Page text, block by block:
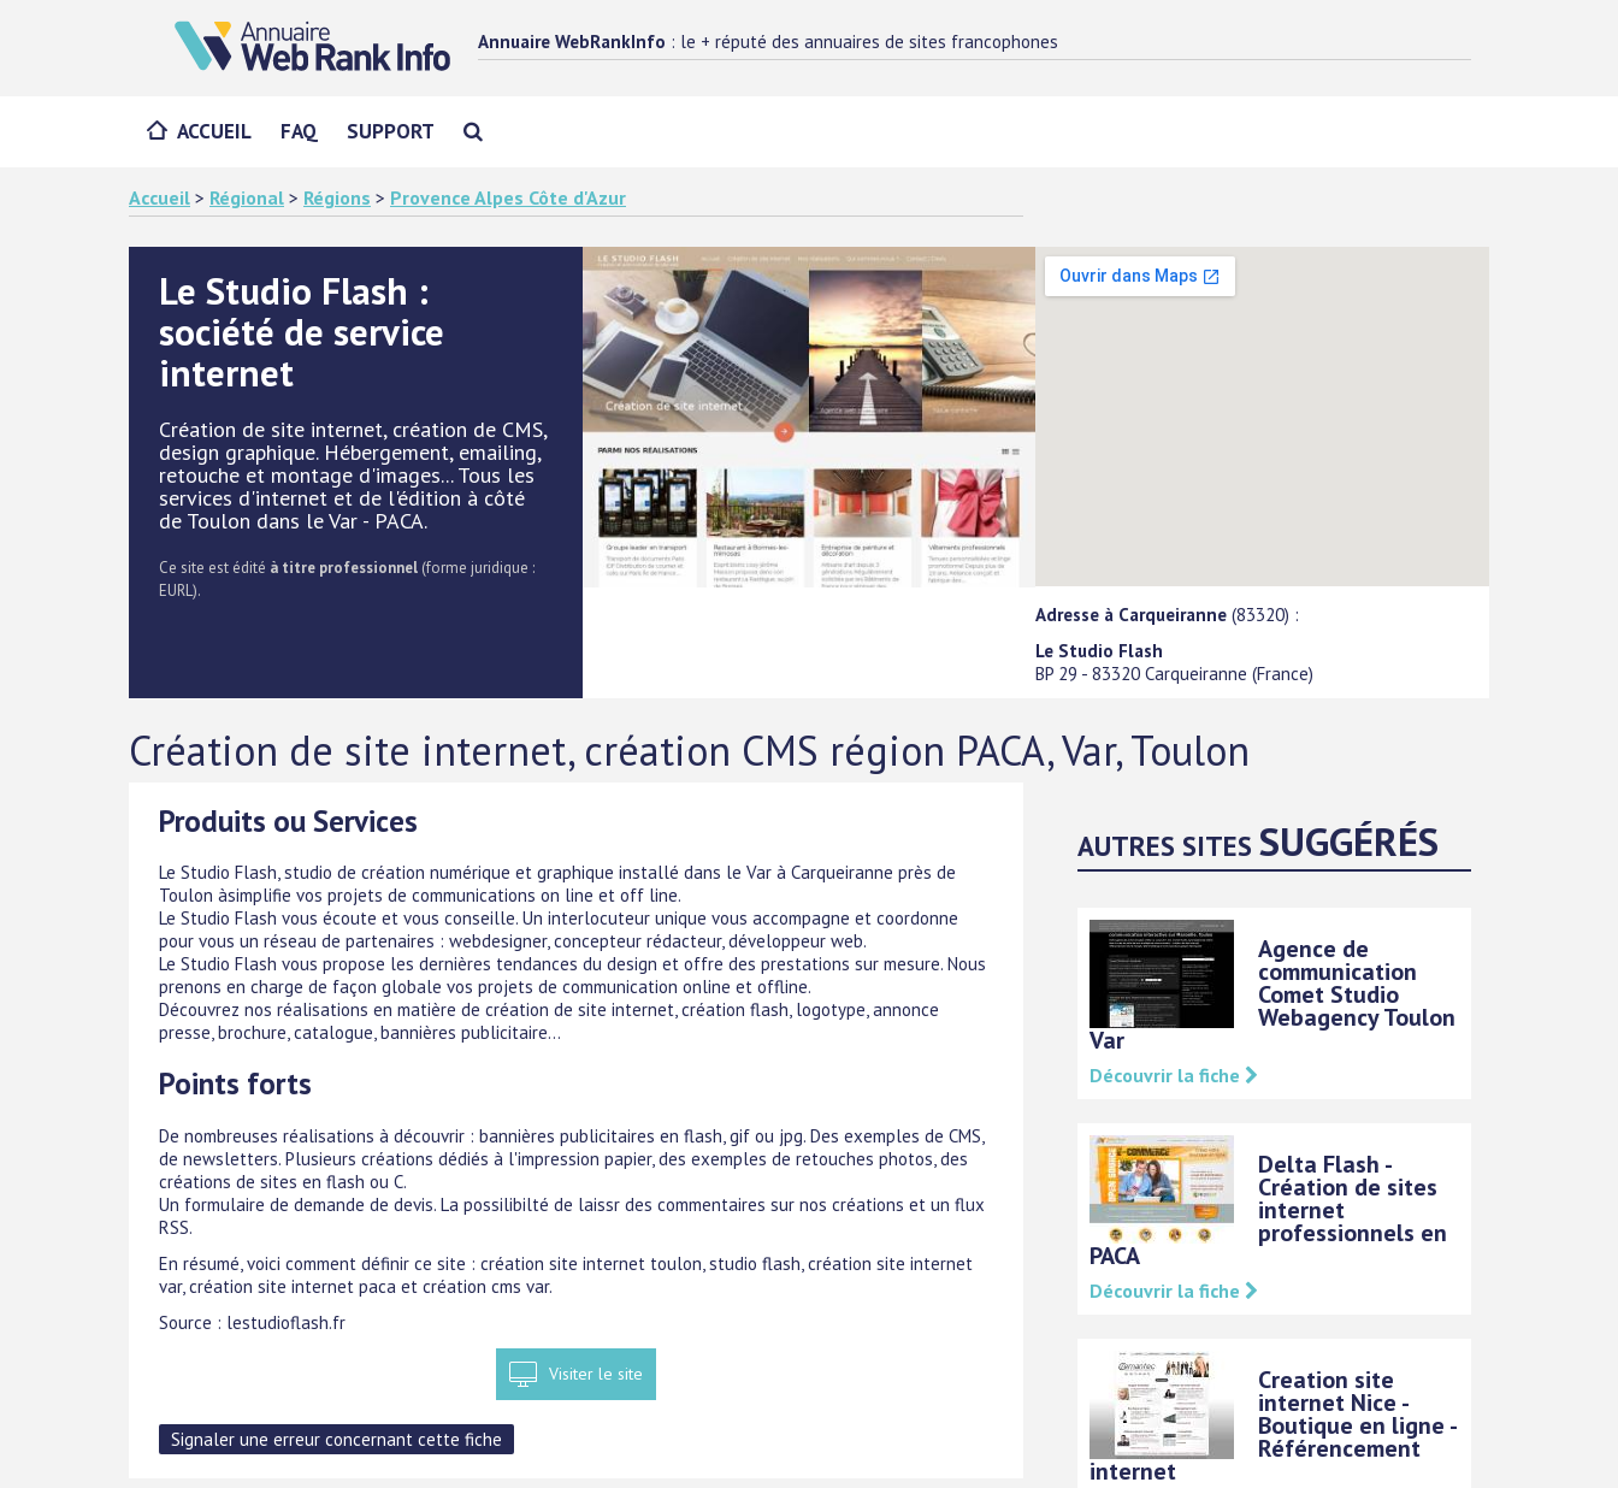
Annuaire WebRankInfo : le + réputé des annuaires de sites francophones
ACCUEIL FAQ SUPPORT
Accueil > Régional > Régions > Provence Alpes Côte d'Azur
Le Studio Flash :
société de service
internet
Création de site internet, création de CMS,
design graphique. Hébergement, emailing,
retouche et montage d'images... Tous les
services d'internet et de l'édition à côté
de Toulon dans le Var - PACA.
Ce site est édité à titre professionnel (forme juridique :
EURL).
Adresse à Carqueiranne (83320) :
Le Studio Flash
BP 29 -83320 Carqueiranne (France)
Création de site internet, création CMS région PACA, Var, Toulon
Produits ou Services
Le Studio Flash, studio de création numérique et graphique installé dans le Var à Carqueiranne près de
Toulon àsimplifie vos projets de communications on line et off line.
Le Studio Flash vous écoute et vous conseille. Un interlocuteur unique vous accompagne et coordonne
pour vous un réseau de partenaires : webdesigner, concepteur rédacteur, développeur web.
Le Studio Flash vous propose les dernières tendances du design et offre des prestations sur mesure. Nous
prenons en charge de façon globale vos projets de communication online et offline.
Découvrez nos réalisations en matière de création de site internet, création flash, logotype, annonce
presse, brochure, catalogue, bannières publicitaire...
Points forts
De nombreuses réalisations à découvrir : bannières publicitaires en flash, gif ou jpg. Des exemples de CMS,
de newsletters. Plusieurs créations dédiés à l'impression papier, des exemples de retouches photos, des
créations de sites en flash ou C.
Un formulaire de demande de devis. La possilibilté de laissr des commentaires sur nos créations et un flux
RSS.
En résumé, voici comment définir ce site : création site internet toulon, studio flash, création site internet
var, création site internet paca et création cms var.
Source : lestudioflash.fr
Visiter le site
AUTRES SITESSUGGÉRÉS
Agence de
communication
Comet Studio
Webagency Toulon
Var
Découvrir la fiche
Delta Flash -
Création de sites
internet
professionnels en
PACA
Découvrir la fiche
Creation site
internet Nice -
Boutique en ligne -
Référencement
internet